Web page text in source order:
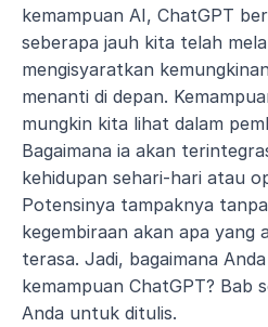
kemampuan AI, ChatGPT
seberapa jauh kita telah
mengisyaratkan
menanti di depan.
mungkin kita lihat dalam
Bagaimana ia akan
kehidupan sehari-hari atau
Potensinya tampaknya
kegembiraan akan apa yang
terasa. Jadi, bagaimana
kemampuan ChatGPT? Bab
Anda untuk ditulis.